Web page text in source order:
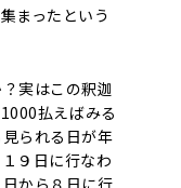
まったという
実はこの釈迦
払えばみる
られる日が年
９日に行なわ
から８日に行